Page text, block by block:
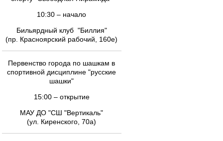
10:30 – начало
Бильярдный клуб "Биллия"
(пр. Красноярский рабочий, 160е)
Первенство города по шашкам в
спортивной дисциплине "русские
шашки"
15:00 – открытие
МАУ ДО "СШ "Вертикаль"
(ул. Киренского, 70а)